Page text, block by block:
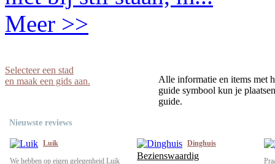
Meer >>
Selecteer een stad
en maak een gids aan.
Alle informatie en items met
guide symbool kun je
guide.
Nieuwste reviews
Luik
We hebben op eigen gelegenheid Luik
Dinghuis
Bezienswaardig